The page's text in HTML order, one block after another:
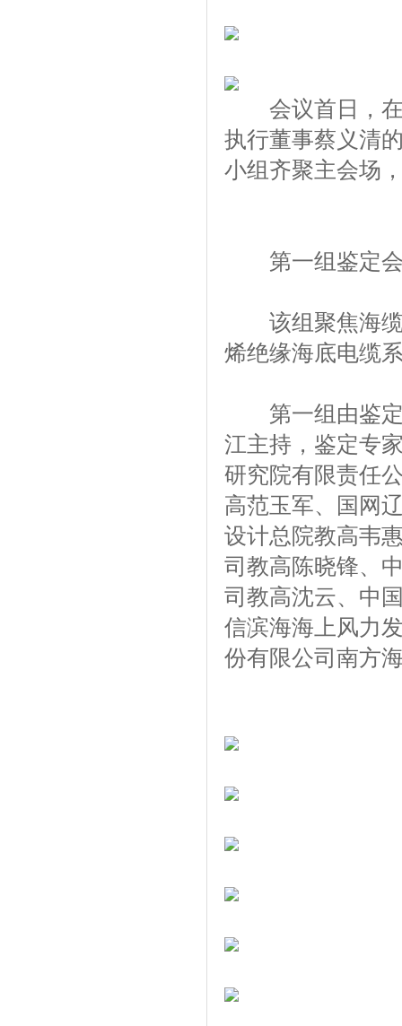
会议首日，在
执行董事蔡义清
小组齐聚主会场
第一组鉴定
该组聚焦海缆
烯绝缘海底电缆
第一组由鉴定
江主持，鉴定专
研究院有限责任
高范玉军、国网
设计总院教高韦
司教高陈晓锋、
司教高沈云、中
信滨海海上风力
份有限公司南方